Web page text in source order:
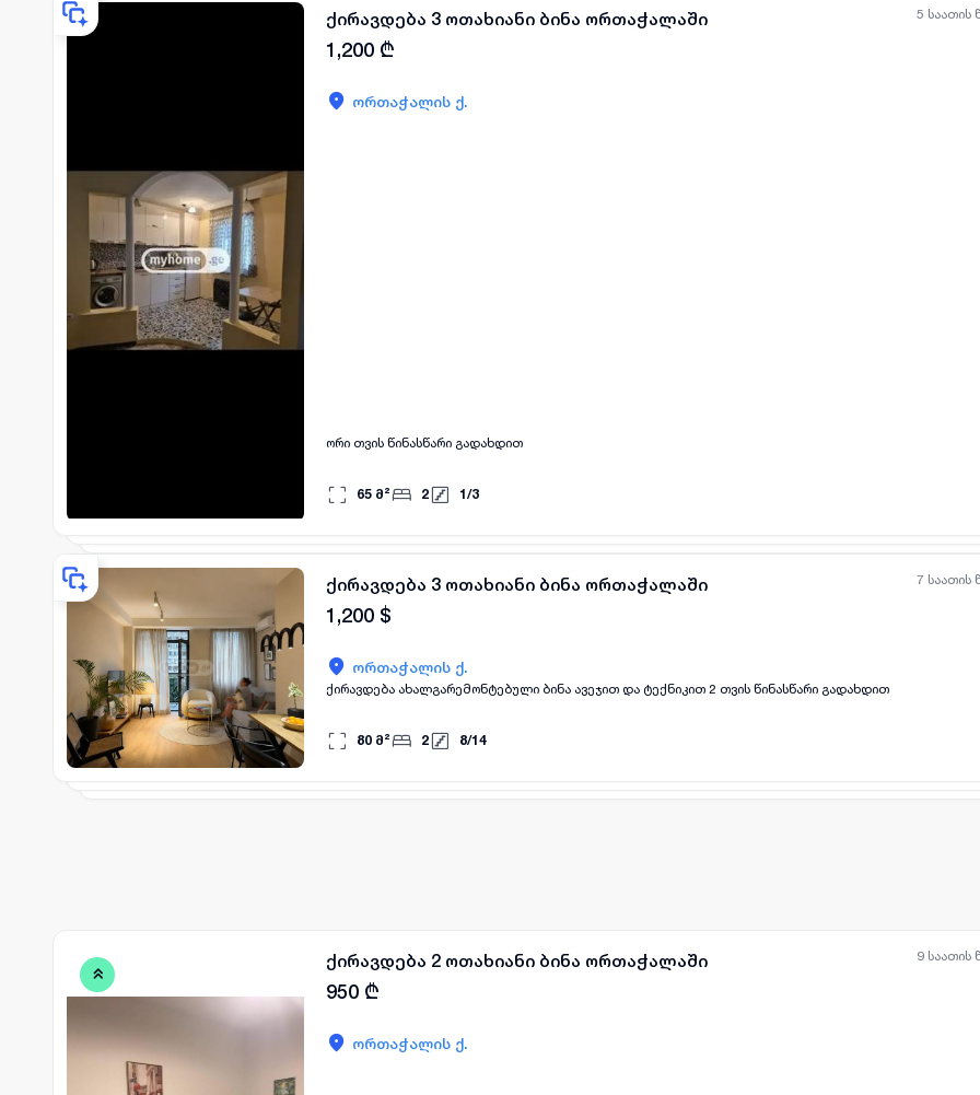
5 საათის
ქირავდება 3 ოთახიანი ბინა ორთაჭალაში
1,200 ₾
ორთაჭალის ქ.
ორი თვის წინასწარი გადახდით
65 მ² 2 1/3
7 საათის
ყველა ფოტო
ქირავდება 3 ოთახიანი ბინა ორთაჭალაში
1,200 $
ორთაჭალის ქ.
ქირავდება ახალგარემონტებული ბინა ავეჯით და ტექნიკით 2 თვის წინასწარი გადახდით
80 მ² 2 8/14
9 საათის
ქირავდება 2 ოთახიანი ბინა ორთაჭალაში
950 ₾
ორთაჭალის ქ.